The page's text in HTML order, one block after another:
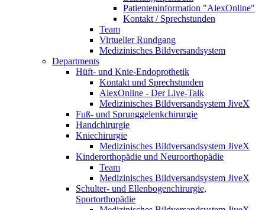
Patienteninformation "AlexOnline"
Kontakt / Sprechstunden
Team
Virtueller Rundgang
Medizinisches Bildversandsystem
Departments
Hüft- und Knie-Endoprothetik
Kontakt und Sprechstunden
AlexOnline - Der Live-Talk
Medizinisches Bildversandsystem JiveX
Fuß- und Sprunggelenkchirurgie
Handchirurgie
Kniechirurgie
Medizinisches Bildversandsystem JiveX
Kinderorthopädie und Neuroorthopädie
Team
Medizinisches Bildversandsystem JiveX
Schulter- und Ellenbogenchirurgie,
Sportorthopädie